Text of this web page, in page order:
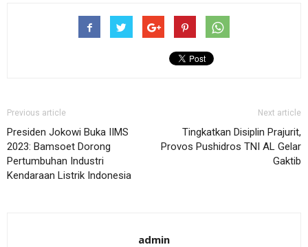
Previous article
Presiden Jokowi Buka IIMS
2023: Bamsoet Dorong
Pertumbuhan Industri
Kendaraan Listrik Indonesia
Next article
Tingkatkan Disiplin Prajurit,
Provos Pushidros TNI AL Gelar
Gaktib
admin